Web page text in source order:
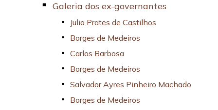
Galeria dos ex-governantes
Julio Prates de Castilhos
Borges de Medeiros
Carlos Barbosa
Borges de Medeiros
Salvador Ayres Pinheiro Machado
Borges de Medeiros